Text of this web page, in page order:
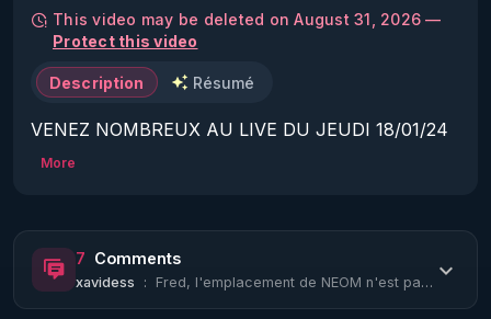
This video may be deleted on August 31, 2026 —
Protect this video
Description Résumé
VENEZ NOMBREUX AU LIVE DU JEUDI 18/01/24
20H :
Références & Liens avec extraits d'articles,
interviews, conférences, et livres (partie 3).
APPEL AUX DONS POUR SOUTENIR MON
More
7 Comments
xavidess : Fred, l'emplacement de NEOM n'est pas un hasard . C'est l'endroit exact où au re...